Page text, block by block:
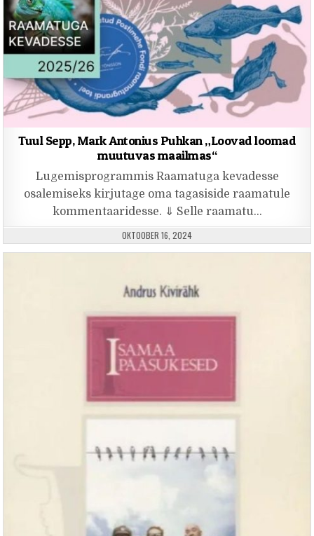
Tuul Sepp, Mark Antonius Puhkan „Loovad loomad
muutuvas maailmas“
Lugemisprogrammis Raamatuga kevadesse
osalemiseks kirjutage oma tagasiside raamatule
kommentaaridesse. ⇓ Selle raamatu…
PUBLISHED DATE:
OKTOOBER 16, 2024